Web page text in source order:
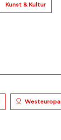
Kunst & Kultur
Westeuropa